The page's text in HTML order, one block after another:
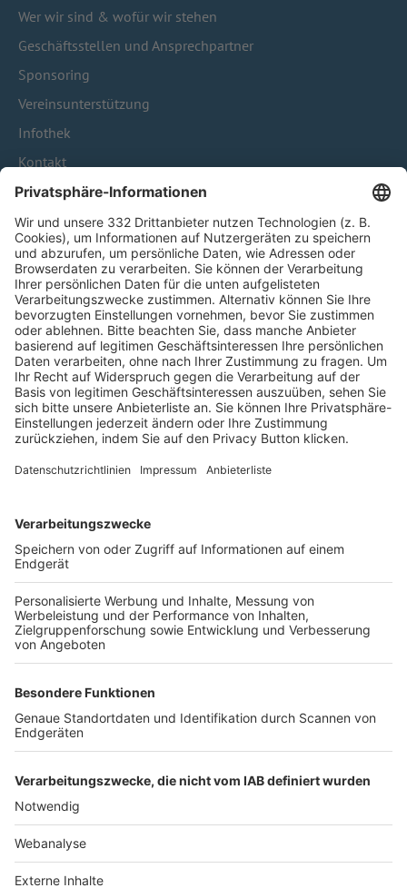
Wer wir sind & wofür wir stehen
Geschäftsstellen und Ansprechpartner
Sponsoring
Vereinsunterstützung
Infothek
Kontakt
HÄUFIG BESUCHTE SEITEN
Pässe und Vereinswechsel
Trainerausbildung
Schulungsangebot Vereinsmitarbeiter
BFV-Geschäftsstellen
Trainerbörse
Login SpielPlus
FOLGE DEM BFV
TOP-VEREINE
TOP-PARTNER
Nutzungsbedingungen Datenschutz Impressum